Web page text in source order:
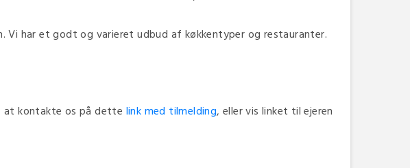
har et godt og varieret udbud af køkkentyper og restauranter.
at kontakte os på dette link med tilmelding, eller vis linket til ejeren